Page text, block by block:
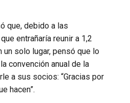
que, debido a las
entrañaría reunir a 1,2
solo lugar, pensó que lo
convención anual de la
a sus socios: “Gracias por
hacen”.